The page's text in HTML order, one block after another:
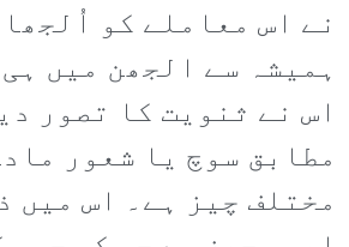
نے اس معاملے کو
ہمیشہ سے الجھن میں
اس نے ثنویت کا تصور
مطابق سوچ یا شعور
مختلف چیز ہے۔ اس میں